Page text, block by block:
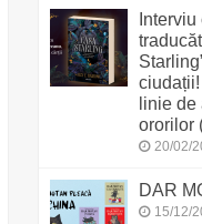
linie
ororilor
20/02/
DAR
15/12/